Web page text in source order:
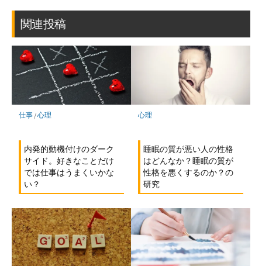
ク
ー
ク
に
保
関連投稿
仕事/心理
内発的動機付けのダーク
サイド。好きなことだけ
では仕事はうまくいかな
い？
心理
睡眠の質が悪い人の性格
はどんなか？睡眠の質が
性格を悪くするのか？の
研究